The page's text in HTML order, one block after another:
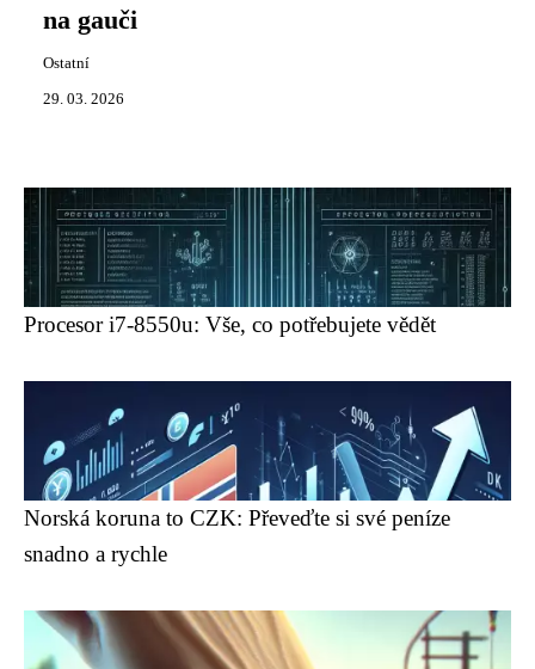
na gauči
Ostatní
29. 03. 2026
Procesor i7-8550u: Vše, co potřebujete vědět
Norská koruna to CZK: Převeďte si své peníze
snadno a rychle